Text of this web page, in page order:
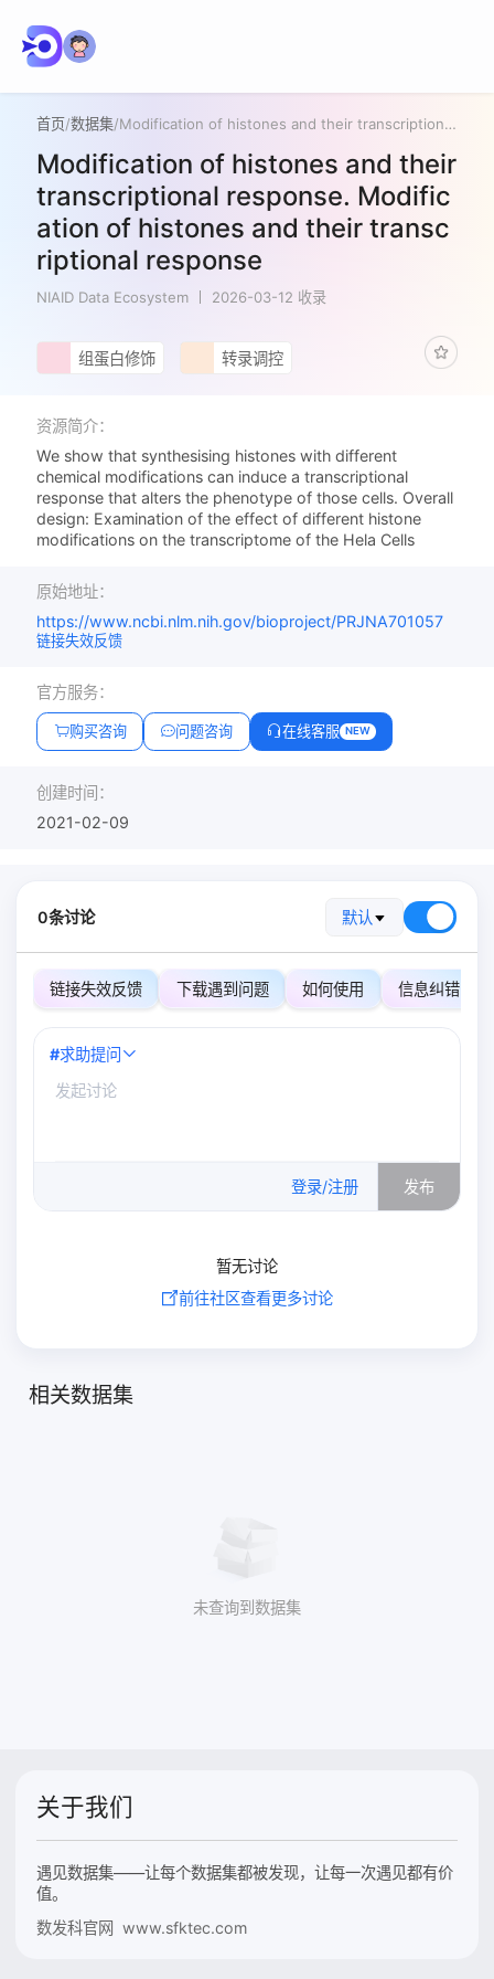
首页/数据集/ Modification of histones and their transcriptional response. Modification of histones and their transcriptional response
Modification of histones and their
transcriptional response. Modific
ation of histones and their transc
riptional response
NIAID Data Ecosystem 2026-03-12 收录
组蛋白修饰 转录调控
资源简介：
We show that synthesising histones with different
chemical modifications can induce a transcriptional
response that alters the phenotype of those cells. Overall
design: Examination of the effect of different histone
modifications on the transcriptome of the Hela Cells
原始地址：
https://www.ncbi.nlm.nih.gov/bioproject/PRJNA701057
链接失效反馈
官方服务：
购买咨询 问题咨询 在线客服 NEW
创建时间：
2021-02-09
0条讨论 默认
链接失效反馈 下载遇到问题 如何使用 信息纠错
#求助提问
登录/注册 发布
暂无讨论
前往社区查看更多讨论
相关数据集
未查询到数据集
关于我们
遇见数据集——让每个数据集都被发现，让每一次遇见都有价
值。
数发科官网 www.sfktec.com